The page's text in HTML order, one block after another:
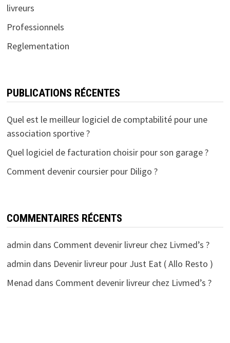
livreurs
Professionnels
Reglementation
PUBLICATIONS RÉCENTES
Quel est le meilleur logiciel de comptabilité pour une
association sportive ?
Quel logiciel de facturation choisir pour son garage ?
Comment devenir coursier pour Diligo ?
COMMENTAIRES RÉCENTS
admin dans Comment devenir livreur chez Livmed’s ?
admin dans Devenir livreur pour Just Eat ( Allo Resto )
Menad dans Comment devenir livreur chez Livmed’s ?